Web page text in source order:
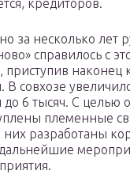
кредиторов.
за несколько лет
справилось с
приступив
В совхозе
6 тысяч. С целью
племенные
них разработаны